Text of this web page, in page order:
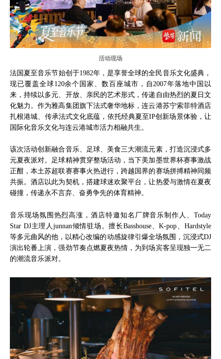
活动现场
法国夏至音乐节始创于1982年，是享誉全球的全民音乐文化盛典，
现已覆盖全球120余个国家、数百座城市，自2007年落地中国以
来，持续以多元、开放、亲民的艺术形式，传递自由热烈的夏日文
化魅力。作为雅高集团旗下法式奢华地标，连云港苏宁索菲特酒店
扎根港城、传承法式文化底蕴，依托经典夏至IP创新场景体验，让
国际化音乐文化与连云港城市活力相融共生。
该次活动创新融合音乐、足球、美食三大潮流元素，打造沉浸式多
元夏夜派对。足球精神贯穿整场活动，当下美加墨世界杯赛事激战
正酣，本土苏超联赛赛事火热进行，跨越国界的赛场拼搏精神同频
共振。酒店以此为契机，搭建球迷欢聚平台，让热爱与激情在夏夜
碰撞，传递永不言弃、奋勇争先的体育精神。
音乐现场氛围热烈高涨，酒店特邀知名厂牌音乐制作人、Today
Star DJ主理人junnan倾情驻场。擅长Basshouse、K-pop、Hardstyle
等多元曲风的他，以精心改编的动感旋律引爆全场氛围，沉浸式DJ
演出轮番上演，强劲节奏点燃夏夜热情，为到场宾客呈现独一无二
的潮流音乐派对。